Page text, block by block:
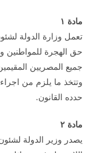
مادة ۱
تعمل وزارة الدولة
حق الهجرة للمواطنين
جميع المصريين
وتتخذ ما يلزم من
حدده القانون.
مادة۲
يصدر وزير الدولة